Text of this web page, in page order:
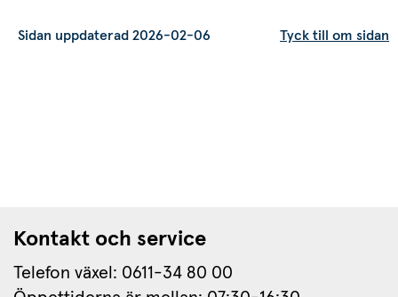
Sidan uppdaterad 2026-02-06 Tyck till om sidan
Kontakt och service
Telefon växel: 0611-34 80 00